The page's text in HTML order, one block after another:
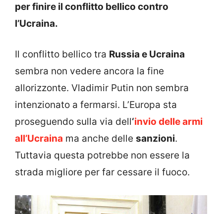
per finire il conflitto bellico contro
l’Ucraina.
Il conflitto bellico tra Russia e Ucraina
sembra non vedere ancora la fine
allorizzonte. Vladimir Putin non sembra
intenzionato a fermarsi. L’Europa sta
proseguendo sulla via dell‘invio delle armi
all’Ucraina ma anche delle sanzioni.
Tuttavia questa potrebbe non essere la
strada migliore per far cessare il fuoco.